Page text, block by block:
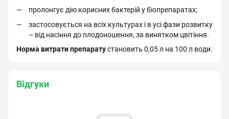
пролонгує дію корисних бактерій у біопрепаратах;
застосовується на всіх культурах і в усі фази розвитку
– від насіння до плодоношення, за винятком цвітіння.
Норма витрати препаратустановить 0,05 л на 100 л води.
Відгуки